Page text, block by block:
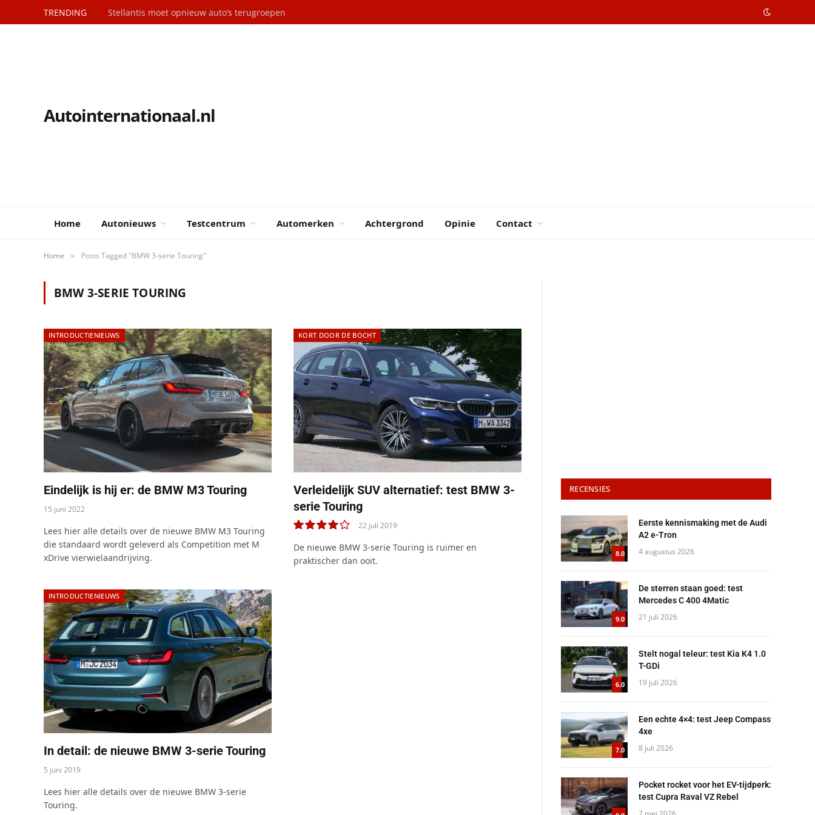
TRENDING Stellantis moet opnieuw auto’s terugroepen
Autointernationaal.nl
Home Autonieuws Testcentrum Automerken Achtergrond Opinie Contact
Home » Posts Tagged "BMW 3-serie Touring"
BMW 3-SERIE TOURING
INTRODUCTIENIEUWS
Eindelijk is hij er: de BMW M3 Touring
15 juni 2022
Lees hier alle details over de nieuwe BMW M3 Touring
die standaard wordt geleverd als Competition met M
xDrive vierwielaandrijving.
KORT DOOR DE BOCHT
Verleidelijk SUV alternatief: test BMW 3-
serie Touring
8.0
22 juli 2019
De nieuwe BMW 3-serie Touring is ruimer en
praktischer dan ooit.
INTRODUCTIENIEUWS
In detail: de nieuwe BMW 3-serie Touring
5 juni 2019
Lees hier alle details over de nieuwe BMW 3-serie
Touring.
RECENSIES
8.0
Eerste kennismaking met de Audi
A2 e-Tron
4 augustus 2026
9.0
De sterren staan goed: test
Mercedes C 400 4Matic
21 juli 2026
6.0
Stelt nogal teleur: test Kia K4 1.0
T-GDi
19 juli 2026
7.0
Een echte 4×4: test Jeep Compass
4xe
8 juli 2026
Pocket rocket voor het EV-tijdperk:
test Cupra Raval VZ Rebel